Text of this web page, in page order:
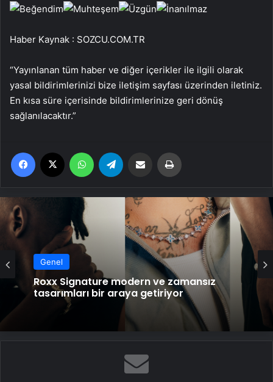
Haber Kaynak : SOZCU.COM.TR
“Yayınlanan tüm haber ve diğer içerikler ile ilgili olarak
yasal bildirimlerinizi bize iletişim sayfası üzerinden iletiniz.
En kısa süre içerisinde bildirimlerinize geri dönüş
sağlanılacaktır.”
Facebook WhatsApp Email'den paylaş
Genel
Roxx Signature modern ve zamansız
tasarımları bir araya getiriyor